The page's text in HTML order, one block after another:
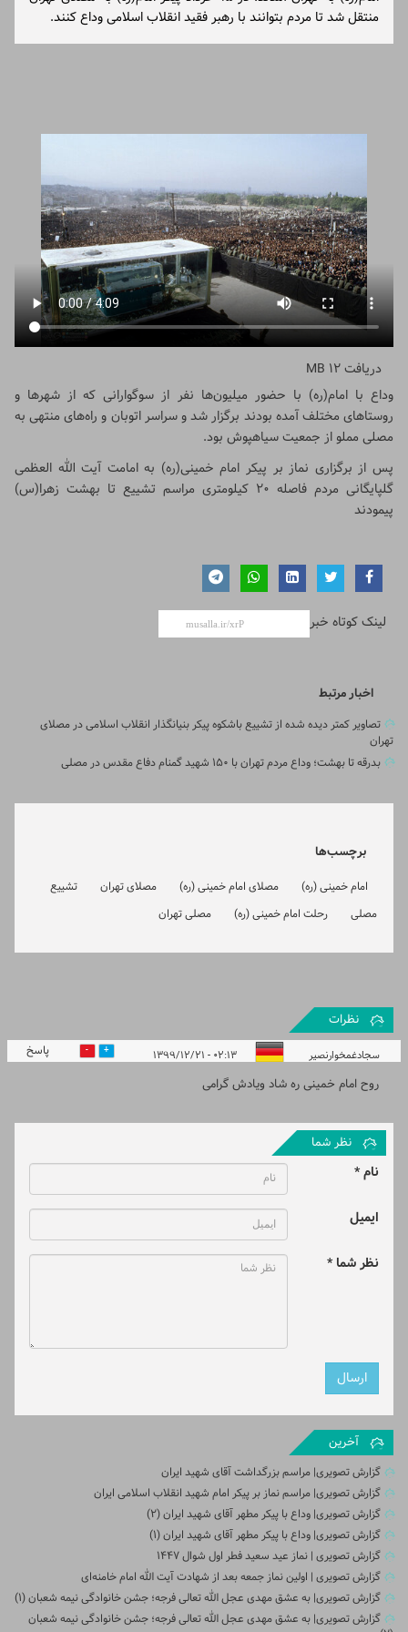
منتقل شد تا مردم بتوانند با رهبر فقید انقلاب اسلامی وداع کنند.
دریافت12 MB
وداع با امام(ره) با حضور میلیون‌ها نفر از سوگوارانی که از شهرها و
روستاهای مختلف آمده بودند برگزار شد و سراسر اتوبان و راه‌های منتهی به
مصلی مملو از جمعیت سیاهپوش بود.
پس از برگزاری نماز بر پیکر امام خمینی(ره) به امامت آیت الله العظمی
گلپایگانی مردم فاصله ۲۰ کیلومتری مراسم تشییع تا بهشت زهرا(س)
پیمودند
لینک کوتاه خبر
اخبار مرتبط
تصاویر کمتر دیده شده از تشییع باشکوه پیکر بنیانگذار انقلاب اسلامی در مصلای
تهران
بدرقه تا بهشت؛ وداع مردم تهران با ۱۵۰ شهید گمنام دفاع مقدس در مصلی
برچسب‌ها
امام خمینی (ره) مصلای امام خمینی (ره) مصلای تهران
تشییع
مصلی
رحلت امام خمینی (ره) مصلی تهران
نظرات
سجادغمخوارنصیر ۰۲:۱۳ - ۱۳۹۹/۱۲/۲۱ 2 پاسخ
روح امام خمینی ره شاد ویادش گرامی
نظر شما
نام *
ایمیل
نظر شما *
آخرین
گزارش تصویری| مراسم بزرگداشت آقای شهید ایران
گزارش تصویری| مراسم نماز بر پیکر امام شهید انقلاب اسلامی ایران
گزارش تصویری| وداع با پیکر مطهر آقای شهید ایران (2)
گزارش تصویری| وداع با پیکر مطهر آقای شهید ایران (1)
گزارش تصویری | نماز عید سعید فطر اول شوال ۱۴۴۷
گزارش تصویری | اولین نماز جمعه بعد از شهادت آیت الله امام خامنه‌ای
گزارش تصویری| به عشق مهدی عجل الله تعالی فرجه؛ جشن خانوادگی نیمه شعبان (۱)
گزارش تصویری| به عشق مهدی عجل الله تعالی فرجه؛ جشن خانوادگی نیمه شعبان